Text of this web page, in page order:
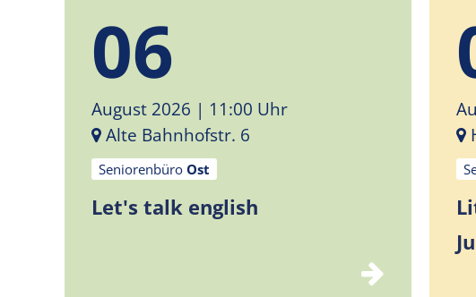
06
August 2026 | 11:00 Uhr
Alte Bahnhofstr. 6
Seniorenbüro Ost
Let's talk english